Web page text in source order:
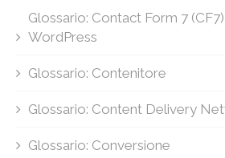
Glossario: Contact Form 7
WordPress
Glossario: Contenitore
Glossario: Content Delivery
Glossario: Conversione